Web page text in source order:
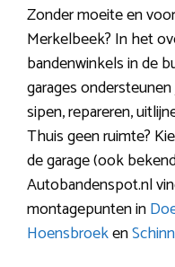
Zonder moeite en
Merkelbeek? In het
bandenwinkels in de
garages
sipen, repareren,
Thuis geen ruimte?
de garage (ook
Autobandenspot.nl
montagepunten in
Hoensbroeken